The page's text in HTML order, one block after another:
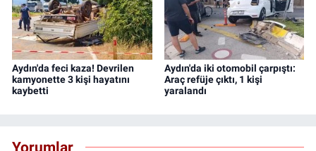
Aydın'da feci kaza! Devrilen
kamyonette 3 kişi hayatını
kaybetti
Aydın'da iki otomobil çarpıştı:
Araç refüje çıktı, 1 kişi
yaralandı
Yorumlar